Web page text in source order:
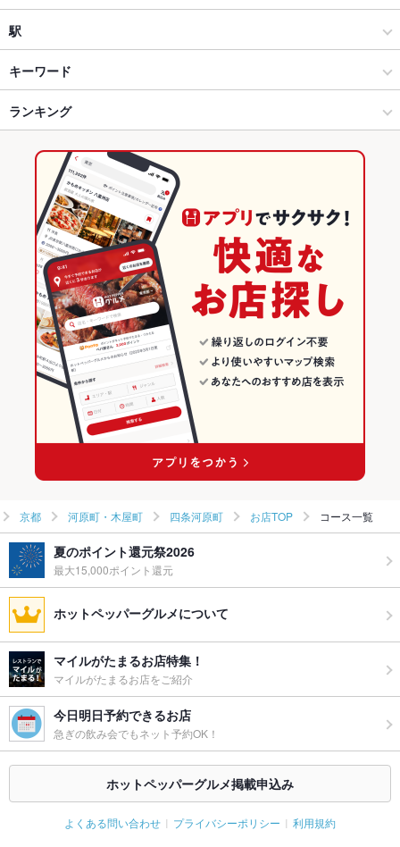
イタリアン
河原町・木屋町 × イタリアン・フレンチ
河原町・木屋町 × イタリアン
京都河原町駅 × イタリアン・フレンチ
京都河原町駅 × イタリアン
四条河原町
四条河原町 × イタリアン・フレンチ
四条河原町 × イタリアン
京都 × イタリアン・フレンチ
京都 × イタリアン
駅
京都河原町駅
祇園四条駅
京都市役所前駅
キーワード
カニ料理 ケーキ
ランキング
京都のグルメランキング
京都のイタリアン・フレンチランキング
京都のイタリアンランキング
河原町・木屋町のグルメランキング
河原町・木屋町のイタリアン・フレンチランキング
河原町・木屋町のイタリアンランキング
四条河原町のグルメランキング
四条河原町のイタリアン・フレンチランキング
四条河原町のイタリアンランキング
京都 河原町・木屋町 四条河原町 お店TOP コース一覧
夏のポイント還元祭2026
最大15,000ポイント還元
ホットペッパーグルメについて
マイルがたまるお店特集！
マイルがたまるお店をご紹介
今日明日予約できるお店
急ぎの飲み会でもネット予約OK！
ホットペッパーグルメ掲載申込み
よくある問い合わせ プライバシーポリシー 利用規約